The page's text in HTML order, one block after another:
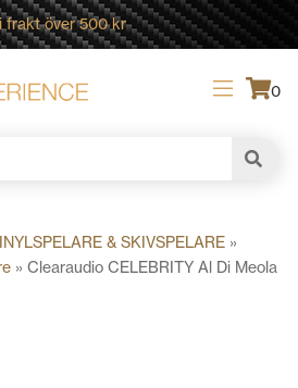
frakt över 500 kr
0
& SKIVSPELARE »
» Clearaudio CELEBRITY Al Di Meola